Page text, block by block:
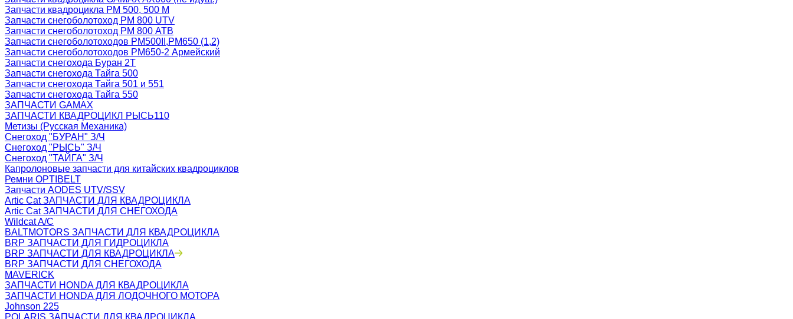
Запчасти квадроцикла РМ 500, 500 М
Запчасти снегоболотоход РМ 800 UTV
Запчасти снегоболотоход РМ 800 АТВ
Запчасти снегоболотоходов РМ500II,РМ650 (1,2)
Запчасти снегоболотоходов РМ650-2 Армейский
Запчасти снегохода Буран 2Т
Запчасти снегохода Тайга 500
Запчасти снегохода Тайга 501 и 551
Запчасти снегохода Тайга 550
ЗАПЧАСТИ GAMAX
ЗАПЧАСТИ КВАДРОЦИКЛ РЫСЬ110
Метизы (Русская Механика)
Снегоход "БУРАН" З/Ч
Снегоход "РЫСЬ" З/Ч
Снегоход "ТАЙГА" З/Ч
Капролоновые запчасти для китайских квадроциклов
Ремни OPTIBELT
Запчасти AODES UTV/SSV
Artic Cat ЗАПЧАСТИ ДЛЯ КВАДРОЦИКЛА
Artic Cat ЗАПЧАСТИ ДЛЯ СНЕГОХОДА
Wildcat A/C
BALTMOTORS ЗАПЧАСТИ ДЛЯ КВАДРОЦИКЛА
BRP ЗАПЧАСТИ ДЛЯ ГИДРОЦИКЛА
BRP ЗАПЧАСТИ ДЛЯ КВАДРОЦИКЛА
BRP ЗАПЧАСТИ ДЛЯ СНЕГОХОДА
MAVERICK
ЗАПЧАСТИ HONDA ДЛЯ КВАДРОЦИКЛА
ЗАПЧАСТИ HONDA ДЛЯ ЛОДОЧНОГО МОТОРА
Johnson 225
POLARIS ЗАПЧАСТИ ДЛЯ КВАДРОЦИКЛА